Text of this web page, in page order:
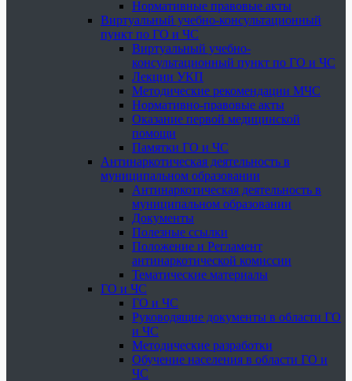
Нормативные правовые акты
Виртуальный учебно-консультационный
пункт по ГО и ЧС
Виртуальный учебно-
консультационный пункт по ГО и ЧС
Лекции УКП
Методические рекомендации МЧС
Нормативно-правовые акты
Оказание первой медицинской
помощи
Памятки ГО и ЧС
Антинаркотическая деятельность в
муниципальном образовании
Антинаркотическая деятельность в
муниципальном образовании
Документы
Полезные ссылки
Положение и Регламент
антинаркотической комиссии
Тематические материалы
ГО и ЧС
ГО и ЧС
Руководящие документы в области ГО
и ЧС
Методические разработки
Обучение населения в области ГО и
ЧС